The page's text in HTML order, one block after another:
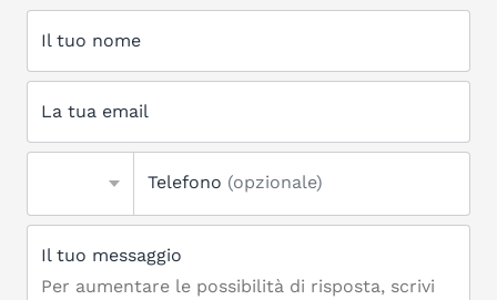
Il tuo nome
La tua email
Telefono (opzionale)
Il tuo messaggio